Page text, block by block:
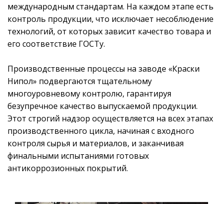
международным стандартам. На каждом этапе есть
контроль продукции, что исключает несоблюдение
технологий, от которых зависит качество товара и
его соответствие ГОСТу.
Производственные процессы на заводе «Краски
Нипол» подвергаются тщательному
многоуровневому контролю, гарантируя
безупречное качество выпускаемой продукции.
Этот строгий надзор осуществляется на всех этапах
производственного цикла, начиная с входного
контроля сырья и материалов, и заканчивая
финальными испытаниями готовых
антикоррозионных покрытий.